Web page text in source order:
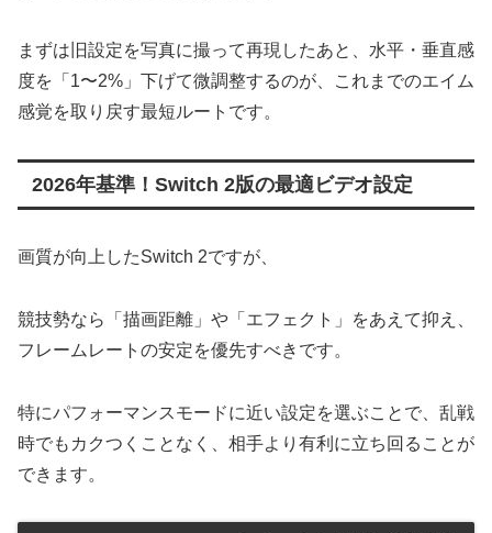
まずは旧設定を写真に撮って再現したあと、水平・垂直感
度を「1〜2%」下げて微調整するのが、これまでのエイム
感覚を取り戻す最短ルートです。
2026年基準！Switch 2版の最適ビデオ設定
​画質が向上したSwitch 2ですが、
競技勢なら「描画距離」や「エフェクト」をあえて抑え、
フレームレートの安定を優先すべきです。
特にパフォーマンスモードに近い設定を選ぶことで、乱戦
時でもカクつくことなく、相手より有利に立ち回ることが
できます。